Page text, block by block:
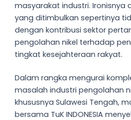
masyarakat industri. Ironisnya
yang ditimbulkan sepertinya
dengan kontribusi sektor
pengolahan nikel terhadap
tingkat kesejahteraan rakyat.
Dalam rangka mengurai
masalah industri pengolahan
khususnya Sulawesi Tengah,
bersama TuK INDONESIA